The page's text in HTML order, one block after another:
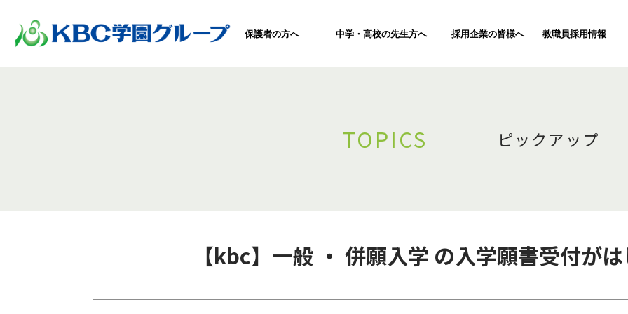
保護者の方へ 中学・高校の先生方へ 採用企業の皆様へ 教職員採用情報
TOPICS ピックアップ
【kbc】一般 ・ 併願入学 の入学願書受付が